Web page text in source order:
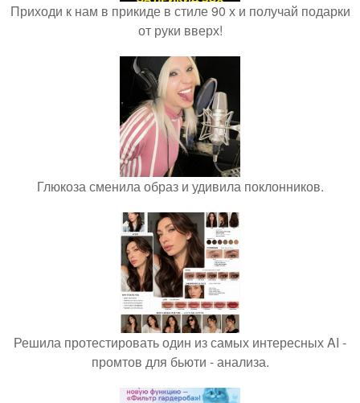
Приходи к нам в прикиде в стиле 90 х и получай подарки
от руки вверх!
Глюкоза сменила образ и удивила поклонников.
Решила протестировать один из самых интересных AI -
промтов для бьюти - анализа.